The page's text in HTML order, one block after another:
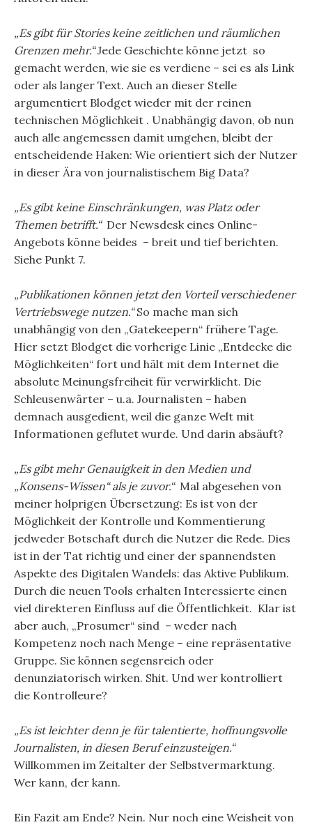
„Es gibt für Stories keine zeitlichen und räumlichen
Grenzen mehr.“Jede Geschichte könne jetzt so
gemacht werden, wie sie es verdiene – sei es als Link
oder als langer Text. Auch an dieser Stelle
argumentiert Blodget wieder mit der reinen
technischen Möglichkeit . Unabhängig davon, ob nun
auch alle angemessen damit umgehen, bleibt der
entscheidende Haken: Wie orientiert sich der Nutzer
in dieser Ära von journalistischem Big Data?
„Es gibt keine Einschränkungen, was Platz oder
Themen betrifft.“Der Newsdesk eines Online-
Angebots könne beides – breit und tief berichten.
Siehe Punkt 7.
„Publikationen können jetzt den Vorteil verschiedener
Vertriebswege nutzen.“So mache man sich
unabhängig von den „Gatekeepern“ frühere Tage.
Hier setzt Blodget die vorherige Linie „Entdecke die
Möglichkeiten“ fort und hält mit dem Internet die
absolute Meinungsfreiheit für verwirklicht. Die
Schleusenwärter – u.a. Journalisten – haben
demnach ausgedient, weil die ganze Welt mit
Informationen geflutet wurde. Und darin absäuft?
„Es gibt mehr Genauigkeit in den Medien und
„Konsens-Wissen“ als je zuvor.“ Mal abgesehen von
meiner holprigen Übersetzung: Es ist von der
Möglichkeit der Kontrolle und Kommentierung
jedweder Botschaft durch die Nutzer die Rede. Dies
ist in der Tat richtig und einer der spannendsten
Aspekte des Digitalen Wandels: das Aktive Publikum.
Durch die neuen Tools erhalten Interessierte einen
viel direkteren Einfluss auf die Öffentlichkeit. Klar ist
aber auch, „Prosumer“ sind – weder nach
Kompetenz noch nach Menge – eine repräsentative
Gruppe. Sie können segensreich oder
denunziatorisch wirken. Shit. Und wer kontrolliert
die Kontrolleure?
„Es ist leichter denn je für talentierte, hoffnungsvolle
Journalisten, in diesen Beruf einzusteigen.“
Willkommen im Zeitalter der Selbstvermarktung.
Wer kann, der kann.
Ein Fazit am Ende? Nein. Nur noch eine Weisheit von